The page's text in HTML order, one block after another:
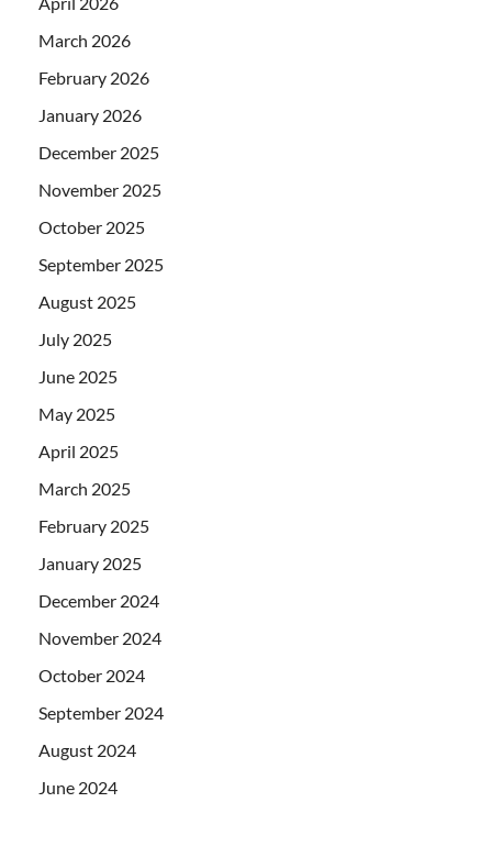
March 2026
February 2026
January 2026
December 2025
November 2025
October 2025
September 2025
August 2025
July 2025
June 2025
May 2025
April 2025
March 2025
February 2025
January 2025
December 2024
November 2024
October 2024
September 2024
August 2024
June 2024